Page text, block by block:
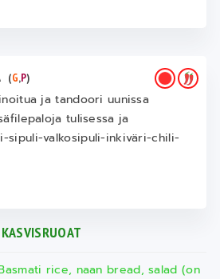
(G,P)
ja tandoori uunissa
tulisessa ja
sipuli-valkosipuli-inkiväri-chili-
KASVISRUOAT
rice, naan bread, salad (on